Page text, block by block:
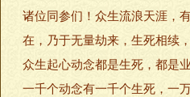
诸位同参们！众生流浪天涯，
在，乃于无量劫来，生死相续
众生起心动念都是生死，都是
一千个动念有一千个生死，一